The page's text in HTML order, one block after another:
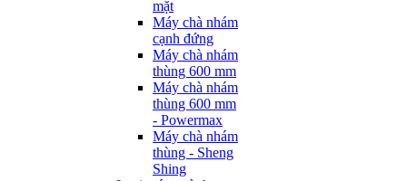
mặt
Máy chà nhám
cạnh đứng
Máy chà nhám
thùng 600 mm
Máy chà nhám
thùng 600 mm
- Powermax
Máy chà nhám
thùng - Sheng
Shing